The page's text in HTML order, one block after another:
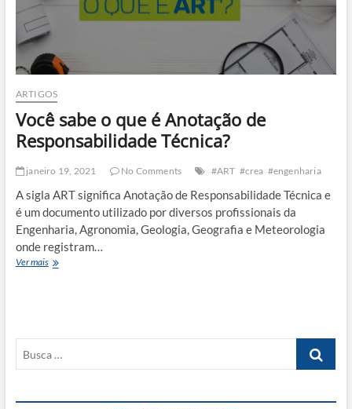
ARTIGOS
Você sabe o que é Anotação de
Responsabilidade Técnica?
janeiro 19, 2021 No Comments #ART #crea #engenharia
A sigla ART significa Anotação de Responsabilidade Técnica e
é um documento utilizado por diversos profissionais da
Engenharia, Agronomia, Geologia, Geografia e Meteorologia
onde registram…
Ver maisVocê
Responsabilidade
Busca